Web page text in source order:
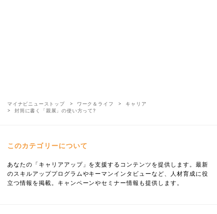
マイナビニューストップ ワーク＆ライフ
キャリア
封筒に書く「親展」の使い方って?
このカテゴリーについて
あなたの「キャリアアップ」を支援するコンテンツを提供します。最新
のスキルアッププログラムやキーマンインタビューなど、人材育成に役
立つ情報を掲載。キャンペーンやセミナー情報も提供します。